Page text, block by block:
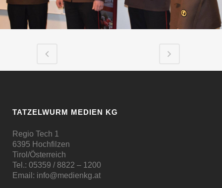
TATZELWURM MEDIEN KG
Regio Tech 1
6395 Hochfilzen
Tirol/Österreich
Tel.: 05359 / 8822 – 1200
Email: info@medienkg.at